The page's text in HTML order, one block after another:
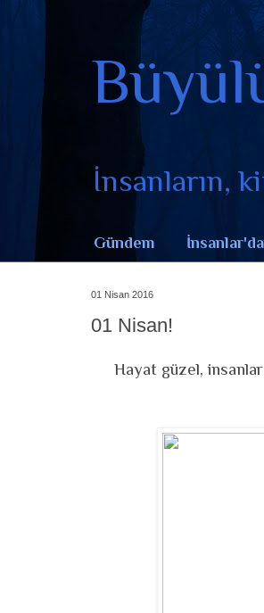
İnsanların,
Gündem
01 Nisan 2016
01 Nisan!
Hayat güzel,